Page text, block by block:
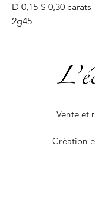
D 0,15 S 0,30 carats
2g45
Vente et
Création